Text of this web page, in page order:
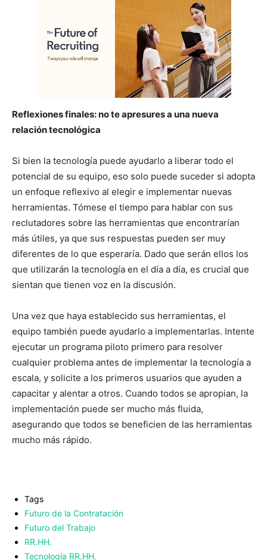
Reflexiones finales: no te apresures a una nueva
relación tecnológica
Si bien la tecnología puede ayudarlo a liberar todo el
potencial de su equipo, eso solo puede suceder si adopta
un enfoque reflexivo al elegir e implementar nuevas
herramientas. Tómese el tiempo para hablar con sus
reclutadores sobre las herramientas que encontrarían
más útiles, ya que sus respuestas pueden ser muy
diferentes de lo que esperaría. Dado que serán ellos los
que utilizarán la tecnología en el día a día, es crucial que
sientan que tienen voz en la discusión.
Una vez que haya establecido sus herramientas, el
equipo también puede ayudarlo a implementarlas. Intente
ejecutar un programa piloto primero para resolver
cualquier problema antes de implementar la tecnología a
escala, y solicite a los primeros usuarios que ayuden a
capacitar y alentar a otros. Cuando todos se apropian, la
implementación puede ser mucho más fluida,
asegurando que todos se beneficien de las herramientas
mucho más rápido.
Tags
Futuro de la Contratación
Futuro del Trabajo
RR.HH.
Tecnología RR.HH.